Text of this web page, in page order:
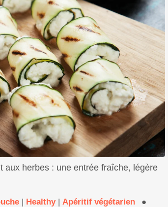
aux herbes : une entrée fraîche, légère
| Healthy | Apéritif végétarien
●